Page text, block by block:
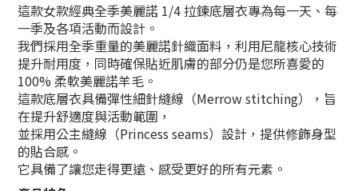
這款女款經典全季美麗諾 1/4 拉鍊底層衣專為每一天、每
一季及各項活動而設計。
我們採用全季重量的美麗諾針織面料，利用尼龍核心技術
提升耐用度，同時確保貼近肌膚的部分仍是您所喜愛的
100% 柔軟美麗諾羊毛。
這款底層衣具備彈性細針縫線（Merrow stitching），旨
在提升舒適度與活動範圍，
並採用公主縫線（Princess seams）設計，提供修飾身型
的貼合感。
它具備了讓您走得更遠、感受更好的所有元素。